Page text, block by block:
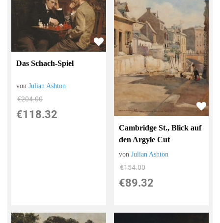
Das Schach-Spiel
vonJulian Ashton
€204.00
€118.32
Cambridge St., Blick auf
den Argyle Cut
vonJulian Ashton
€154.00
€89.32